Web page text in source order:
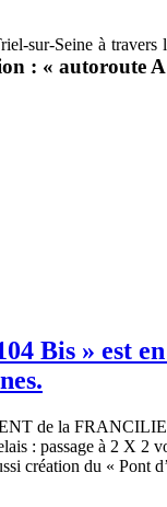
sur-Seine à travers
: « autoroute
Bis » est
de la
: passage à 2 X 2
création du « Pont